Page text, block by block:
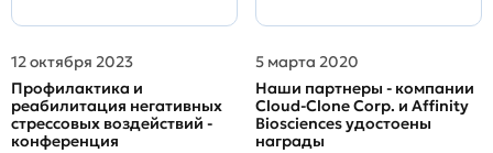
12 октября 2023
Профилактика и
реабилитация негативных
стрессовых воздействий -
конференция
5 марта 2020
Наши партнеры - компании
Cloud-Clone Corp. и Affinity
Biosciences удостоены
награды